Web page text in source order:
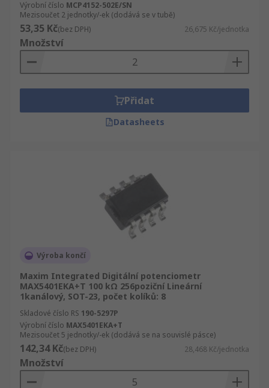
Výrobní číslo MCP4152-502E/SN
Mezisoučet 2 jednotky/-ek (dodává se v tubě)
53,35 Kč(bez DPH) 26,675 Kč/jednotka
Množství
Přidat
Datasheets
Výroba končí
Maxim Integrated Digitální potenciometr
MAX5401EKA+T 100 kΩ 256poziční Lineární
1kanálový, SOT-23, počet kolíků: 8
Skladové číslo RS 190-5297P
Výrobní číslo MAX5401EKA+T
Mezisoučet 5 jednotky/-ek (dodává se na souvislé pásce)
142,34 Kč(bez DPH) 28,468 Kč/jednotka
Množství